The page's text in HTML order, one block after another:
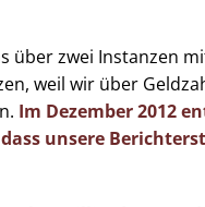
über zwei Instanzen
weil wir über
Im Dezember 2012
unsere